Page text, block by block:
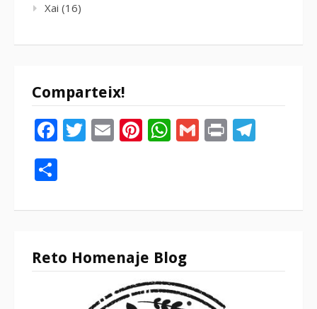
Xai (16)
Comparteix!
Facebook
Twitter
EmailPinterest
WhatsApp
Gmail
Print
Reto Homenaje Blog